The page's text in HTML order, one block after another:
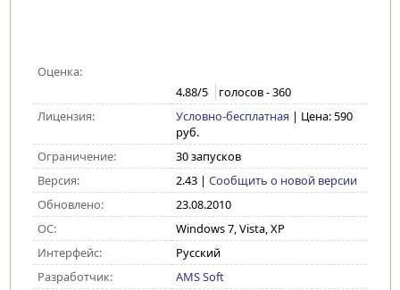
Оценка:
4.88/5 голосов -360
Лицензия:
Условно-бесплатная | Цена: 590
руб.
Ограничение:
30 запусков
Версия:
2.43| Сообщить о новой версии
Обновлено:
23.08.2010
ОС:
Windows 7, Vista, XP
Интерфейс:
Русский
Разработчик:
AMS Soft